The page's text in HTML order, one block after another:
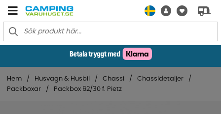
Hem Husvagn & Husbil Chassi
Chassidetaljer
Packboxar
Packbox 62/30 f. Pietz